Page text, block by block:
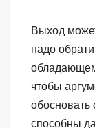
Выход
надо
чтобы
обосновать
способны